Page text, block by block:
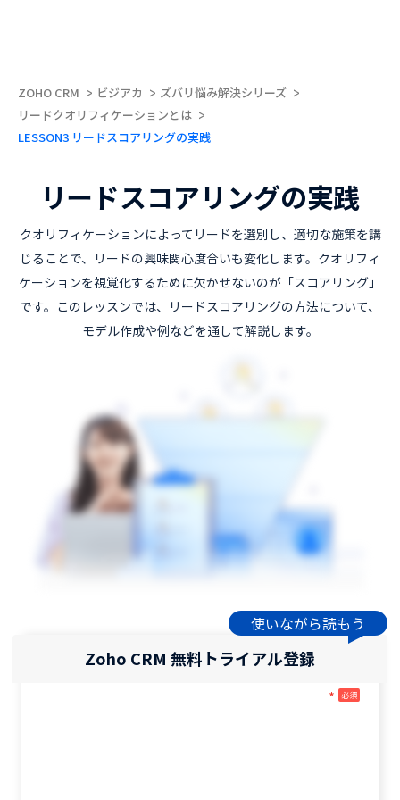
ZOHO CRM ビジアカ
ズバリ悩み解決シリーズ
リードクオリフィケーションとは
LESSON3 リードスコアリングの実践
リードスコアリングの実践
クオリフィケーションによってリードを選別し、適切な施策を講
じることで、リードの興味関心度合いも変化します。クオリフィ
ケーションを視覚化するために欠かせないのが「スコアリング」
です。このレッスンでは、リードスコアリングの方法について、
モデル作成や例などを通して解説します。
Zoho CRM 無料トライアル登録
使いながら読もう
* 必須